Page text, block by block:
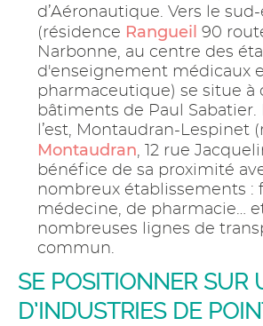
d’Aéronautique. Vers le sud-
(résidence Rangueil 90
Narbonne, au centre des
d'enseignement médicaux
pharmaceutique) se situe à
bâtiments de Paul Sabatier.
l’est, Montaudran-Lespinet
Montaudran, 12 rue
bénéfice de sa proximité
nombreux établissements :
médecine, de pharmacie…
nombreuses lignes de
commun.
SE POSITIONNER SUR
D’INDUSTRIES DE